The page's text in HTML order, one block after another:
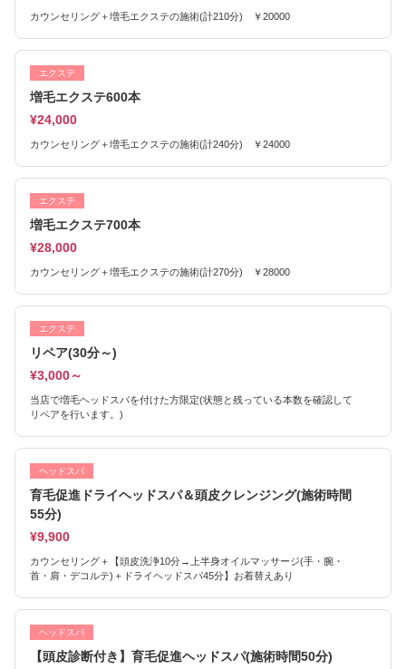
カウンセリング＋増毛エクステの施術(計210分) ￥20000
エクステ
増毛エクステ600本
¥24,000
カウンセリング＋増毛エクステの施術(計240分) ￥24000
エクステ
増毛エクステ700本
¥28,000
カウンセリング＋増毛エクステの施術(計270分) ￥28000
エクステ
リペア(30分～)
¥3,000～
当店で増毛ヘッドスパを付けた方限定(状態と残っている本数を確認して
リペアを行います。)
ヘッドスパ
育毛促進ドライヘッドスパ＆頭皮クレンジング(施術時間
55分)
¥9,900
カウンセリング＋【頭皮洗浄10分→上半身オイルマッサージ(手・腕・
首・肩・デコルテ)＋ドライヘッドスパ45分】お着替えあり
ヘッドスパ
【頭皮診断付き】育毛促進ヘッドスパ(施術時間50分)